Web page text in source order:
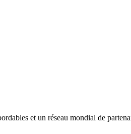
et un réseau mondial de